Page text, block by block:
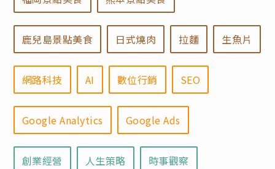
鹿兒島景點美食 日式燒肉 拉麵 生魚片
網路科技 AI 數位行銷 SEO
Google Analytics Google Ads
創業經營 人生策略 時事觀察